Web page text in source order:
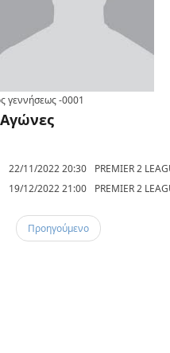
γεννήσεως-0001
Αγώνες
22/11/2022 20:30 PREMIER 2
19/12/2022 21:00
PREMIER 2
Προηγούμενο